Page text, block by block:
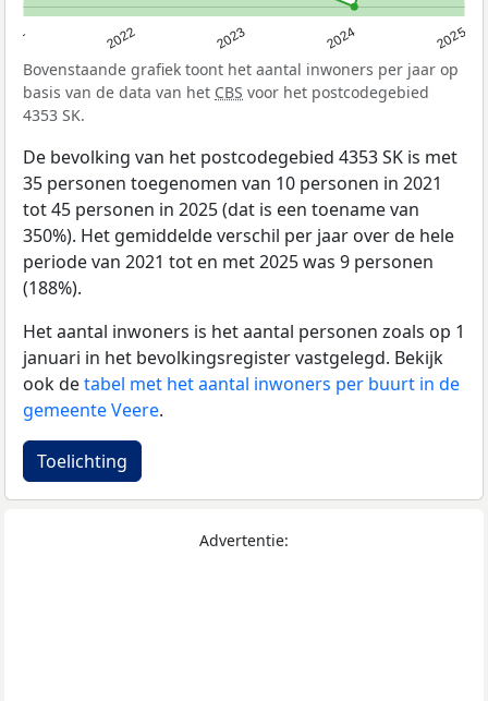
2022 2023 2024 2025
Bovenstaande grafiek toont het aantal inwoners per jaar op
basis van de data van het CBS voor het postcodegebied
4353 SK.
De bevolking van het postcodegebied 4353 SK is met
35 personen toegenomen van 10 personen in 2021
tot 45 personen in 2025 (dat is een toename van
350%). Het gemiddelde verschil per jaar over de hele
periode van 2021 tot en met 2025 was 9 personen
(188%).
Het aantal inwoners is het aantal personen zoals op 1
januari in het bevolkingsregister vastgelegd. Bekijk
ook detabel met het aantal inwoners per buurt in de
gemeente Veere.
Toelichting
Advertentie: